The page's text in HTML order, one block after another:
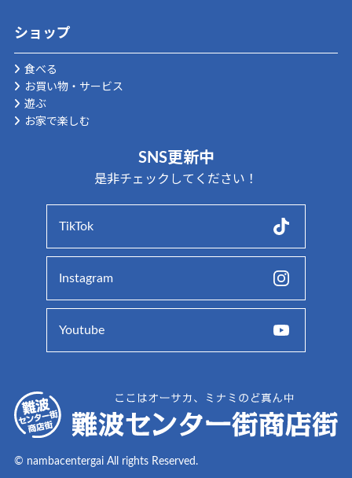
ショップ
食べる
お買い物・サービス
遊ぶ
お家で楽しむ
SNS更新中
是非チェックしてください！
TikTok
Instagram
Youtube
© nambacentergai All rights Reserved.